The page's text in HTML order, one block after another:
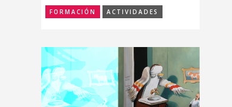
FORMACIÓN ACTIVIDADES